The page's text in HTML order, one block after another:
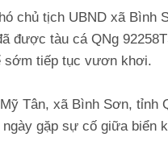
chủ tịch UBND xã Bình
được tàu cá QNg
sớm tiếp tục vươn khơi.
Tân, xã Bình Sơn, tỉnh
gặp sự cố giữa biển